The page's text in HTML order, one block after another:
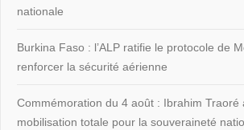
nationale
Burkina Faso : l’ALP ratifie le protocole de
renforcer la sécurité aérienne
Commémoration du 4 août : Ibrahim Traoré
mobilisation totale pour la souveraineté